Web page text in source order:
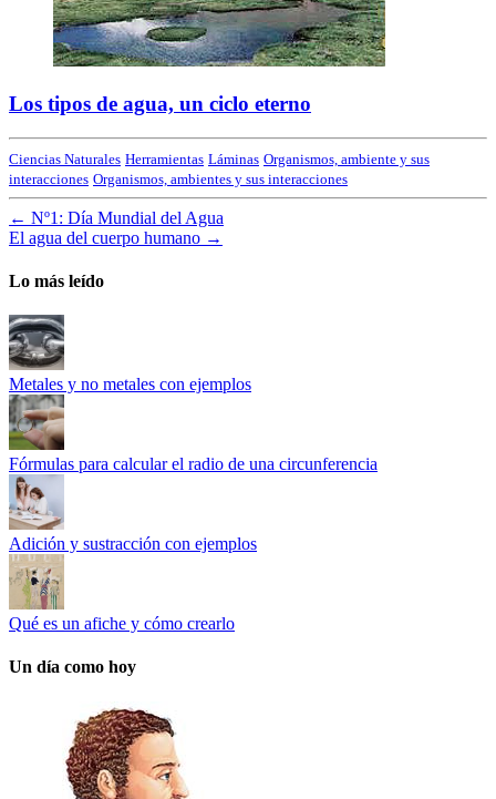
Los tipos de agua, un ciclo eterno
Ciencias Naturales Herramientas Láminas Organismos, ambiente y sus
interacciones Organismos, ambientes y sus interacciones
← Nº1: Día Mundial del Agua
El agua del cuerpo humano →
Lo más leído
Metales y no metales con ejemplos
Fórmulas para calcular el radio de una circunferencia
Adición y sustracción con ejemplos
Qué es un afiche y cómo crearlo
Un día como hoy